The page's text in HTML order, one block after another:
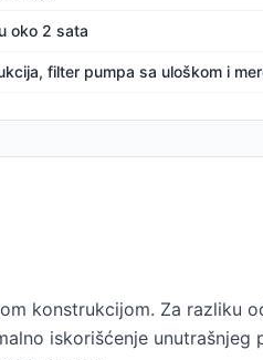
oko 2 sata
filter pumpa sa uloškom i
konstrukcijom. Za razliku
iskorišćenje